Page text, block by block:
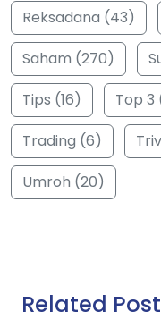
Reksadana (43)
Saham (270)
Tips (16)
Top 3
Trading (6)
Umroh (20)
Related Post